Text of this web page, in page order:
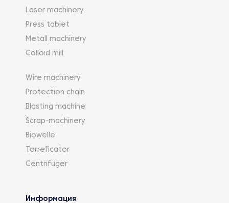
Laser machinery
Press tablet
Metall machinery
Colloid mill
Wire machinery
Protection chain
Blasting machine
Scrap-machinery
Biowelle
Torreficator
Centrifuger
Информация